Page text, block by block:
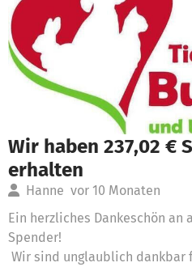
Wir haben 237,02 €
erhalten
Hanne vor 10 Monaten
Ein herzliches Dankeschön an
Spender!
Wir sind unglaublich dankbar